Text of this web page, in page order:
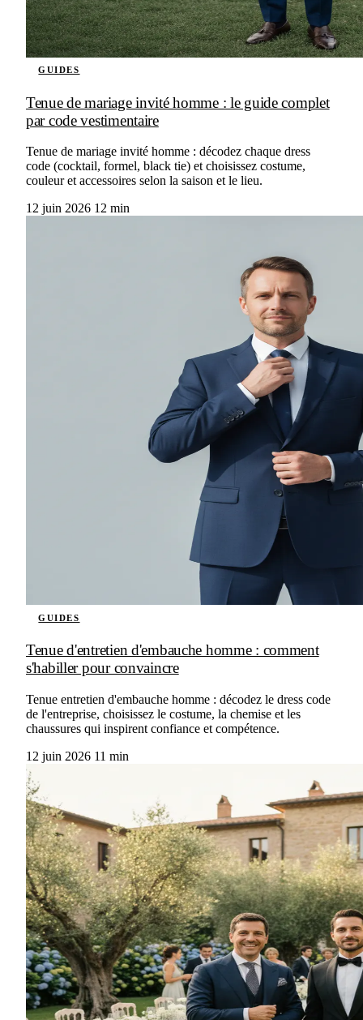
GUIDES
Tenue de mariage invité homme : le guide complet
par code vestimentaire
Tenue de mariage invité homme : décodez chaque dress
code (cocktail, formel, black tie) et choisissez costume,
couleur et accessoires selon la saison et le lieu.
12 juin 2026 12 min
GUIDES
Tenue d'entretien d'embauche homme : comment
s'habiller pour convaincre
Tenue entretien d'embauche homme : décodez le dress code
de l'entreprise, choisissez le costume, la chemise et les
chaussures qui inspirent confiance et compétence.
12 juin 2026 11 min